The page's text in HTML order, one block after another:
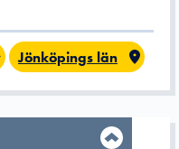
Jönköpings län